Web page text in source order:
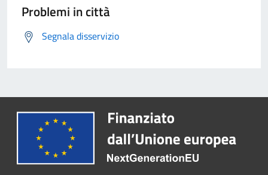
Problemi in città
Segnala disservizio